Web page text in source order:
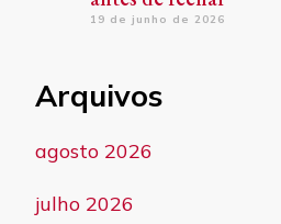
19 de junho de 2026
Arquivos
agosto 2026
julho 2026